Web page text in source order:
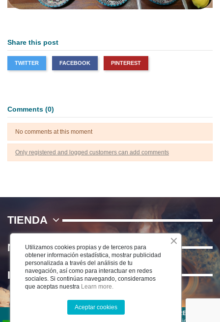
Share this post
TWITTER FACEBOOK PINTEREST
Comments (0)
No comments at this moment
Only registered and logged customers can add comments
TIENDA
NOSOTROS
INFORMACIÓN
©2025 CERÁMICA DEL RÍO SALADO S.L . TODOS LOS DERECHOS
Utilizamos cookies propias y de terceros para
obtener información estadística, mostrar publicidad
personalizada a través del análisis de tu
navegación, así como para interactuar en redes
sociales. Si continúas navegando, consideramos
que aceptas nuestra Learn more.
Aceptar cookies